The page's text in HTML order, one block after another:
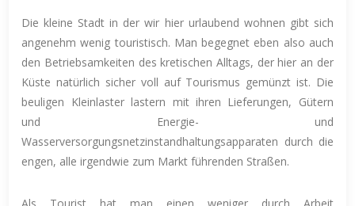
Die kleine Stadt in der wir hier urlaubend wohnen gibt sich
angenehm wenig touristisch. Man begegnet eben also auch
den Betriebsamkeiten des kretischen Alltags, der hier an der
Küste natürlich sicher voll auf Tourismus gemünzt ist. Die
beuligen Kleinlaster lastern mit ihren Lieferungen, Gütern
und Energie- und
Wasserversorgungsnetzinstandhaltungsapparaten durch die
engen, alle irgendwie zum Markt führenden Straßen.
Als Tourist hat man einen weniger durch Arbeit